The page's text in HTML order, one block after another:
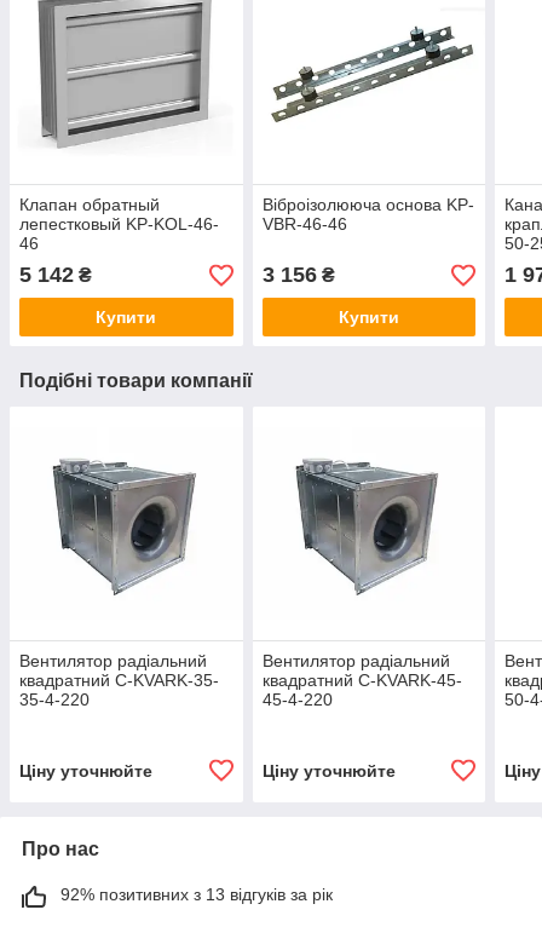
Клапан обратный
лепестковый KP-KOL-46-
46
5 142 ₴
Купити
Віброізолююча основа KP-
VBR-46-46
3 156₴
Купити
50-
1
Подібні товари компанії
Вентилятор радіальний
квадратний C-KVARK-35-
35-4-220
Ціну уточнюйте
Вентилятор радіальний
квадратний C-KVARK-45-
45-4-220
Ціну уточнюйте
50-
Про нас
92% позитивних з 13 відгуків за рік